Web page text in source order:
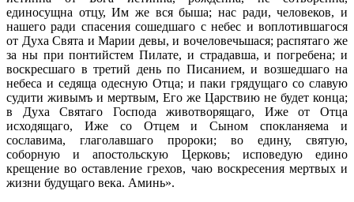
единосущна отцу, Им же вся быша; нас ради, человеков, и
нашего ради спасения сошедшаго с небес и воплотившагося
от Духа Свята и Марии девы, и вочеловечьшася; распятаго же
за ны при понтийстем Пилате, и страдавша, и погребена; и
воскресшаго в третий день по Писанием, и возшедшаго на
небеса и седяща одесную Отца; и паки грядущаго со славую
судити живымъ и мертвым, Его же Царствию не будет конца;
в Духа Святаго Господа животворящаго, Иже от Отца
исходящаго, Иже со Отцем и Сыном спокланяема и
сославима, глаголавшаго пророки; во едину, святую,
соборную и апостольскую Церковь; исповедую едино
крещение во оставление грехов, чаю воскресения мертвых и
жизни будущаго века. Аминь».